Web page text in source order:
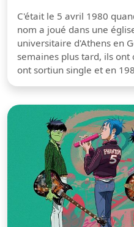
C'était le 5 avril 1980
nom a joué dans une
universitaire d'Athens en
semaines plus tard, ils ont
ont sortiun single et en